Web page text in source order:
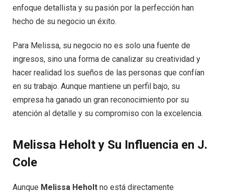
enfoque detallista y su pasión por la perfección han
hecho de su negocio un éxito.
Para Melissa, su negocio no es solo una fuente de
ingresos, sino una forma de canalizar su creatividad y
hacer realidad los sueños de las personas que confían
en su trabajo. Aunque mantiene un perfil bajo, su
empresa ha ganado un gran reconocimiento por su
atención al detalle y su compromiso con la excelencia.
Melissa Heholt y Su Influencia en J.
Cole
Aunque Melissa Heholt no está directamente